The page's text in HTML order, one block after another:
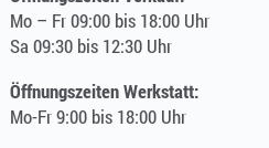
Mo – Fr 09:00 bis 18:00 Uhr
Sa 09:30 bis 12:30 Uhr
Öffnungszeiten Werkstatt:
Mo-Fr 9:00 bis 18:00 Uhr